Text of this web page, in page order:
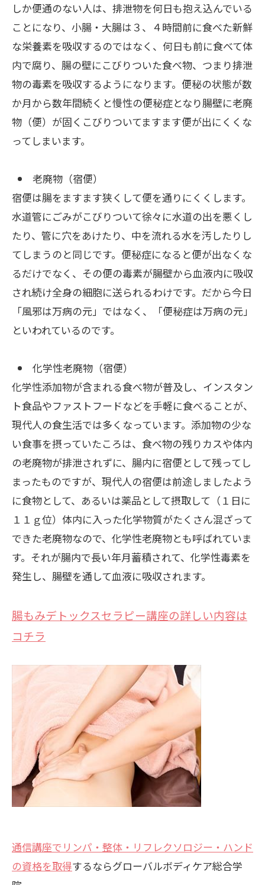
しか便通のない人は、排泄物を何日も抱え込んでいる
ことになり、小腸・大腸は３、４時間前に食べた新鮮
な栄養素を吸収するのではなく、何日も前に食べて体
内で腐り、腸の壁にこびりついた食べ物、つまり排泄
物の毒素を吸収するようになります。便秘の状態が数
か月から数年間続くと慢性の便秘症となり腸壁に老廃
物（便）が固くこびりついてますます便が出にくくな
ってしまいます。
老廃物（宿便）
宿便は腸をますます狭くして便を通りにくくします。
水道管にごみがこびりついて徐々に水道の出を悪くし
たり、管に穴をあけたり、中を流れる水を汚したりし
てしまうのと同じです。便秘症になると便が出なくな
るだけでなく、その便の毒素が腸壁から血液内に吸収
され続け全身の細胞に送られるわけです。だから今日
「風邪は万病の元」ではなく、「便秘症は万病の元」
といわれているのです。
化学性老廃物（宿便）
化学性添加物が含まれる食べ物が普及し、インスタン
ト食品やファストフードなどを手軽に食べることが、
現代人の食生活では多くなっています。添加物の少な
い食事を摂っていたころは、食べ物の残りカスや体内
の老廃物が排泄されずに、腸内に宿便として残ってし
まったものですが、現代人の宿便は前途しましたよう
に食物として、あるいは薬品として摂取して（１日に
１１ｇ位）体内に入った化学物質がたくさん混ざって
できた老廃物なので、化学性老廃物とも呼ばれていま
す。それが腸内で長い年月蓄積されて、化学性毒素を
発生し、腸壁を通して血液に吸収されます。
腸もみデトックスセラピー講座の詳しい内容は
コチラ
通信講座でリンパ・整体・リフレクソロジー・ハンド
の資格を取得するならグローバルボディケア総合学